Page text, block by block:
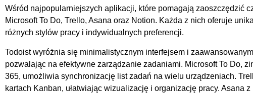
Wśród najpopularniejszych aplikacji, które pomagają zaoszczędzić
Microsoft To Do, Trello, Asana oraz Notion. Każda z nich oferuje
różnych stylów pracy i indywidualnych preferencji.
Todoist wyróżnia się minimalistycznym interfejsem i
pozwalając na efektywne zarządzanie zadaniami. Microsoft To Do,
365, umożliwia synchronizację list zadań na wielu urządzeniach.
kartach Kanban, ułatwiając wizualizację i organizację pracy. Asana